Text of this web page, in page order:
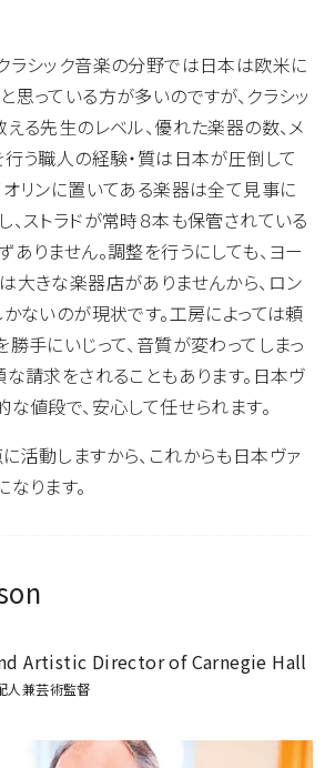
ラシック音楽の分野では日本は欧米に
思っている方が多いのですが、クラシッ
える先生のレベル、優れた楽器の数、メ
行う職人の経験・質は日本が圧倒して
オリンに置いてある楽器は全て見事に
、ストラドが常時８本も保管されている
ありません。調整を行うにしても、ヨー
大きな楽器店がありませんから、ロン
かないのが現状です。工房によっては頼
勝手にいじって、音質が変わってしまっ
な請求をされることもあります。日本ヴ
な値段で、安心して任せられます。
活動しますから、これからも日本ヴァ
ります。
Artistic Director of Carnegie Hall
人兼芸術監督